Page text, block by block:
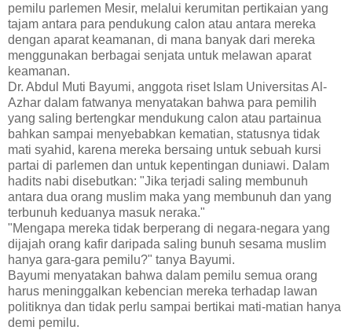
pemilu parlemen Mesir, melalui kerumitan pertikaian yang
tajam antara para pendukung calon atau antara mereka
dengan aparat keamanan, di mana banyak dari mereka
menggunakan berbagai senjata untuk melawan aparat
keamanan.
Dr. Abdul Muti Bayumi, anggota riset Islam Universitas Al-
Azhar dalam fatwanya menyatakan bahwa para pemilih
yang saling bertengkar mendukung calon atau partainua
bahkan sampai menyebabkan kematian, statusnya tidak
mati syahid, karena mereka bersaing untuk sebuah kursi
partai di parlemen dan untuk kepentingan duniawi. Dalam
hadits nabi disebutkan: "Jika terjadi saling membunuh
antara dua orang muslim maka yang membunuh dan yang
terbunuh keduanya masuk neraka."
"Mengapa mereka tidak berperang di negara-negara yang
dijajah orang kafir daripada saling bunuh sesama muslim
hanya gara-gara pemilu?" tanya Bayumi.
Bayumi menyatakan bahwa dalam pemilu semua orang
harus meninggalkan kebencian mereka terhadap lawan
politiknya dan tidak perlu sampai bertikai mati-matian hanya
demi pemilu.